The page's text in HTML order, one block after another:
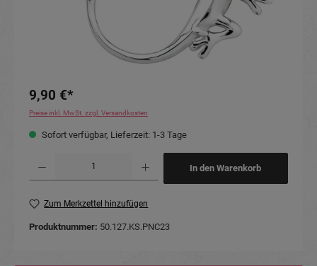
9,90 €*
Preise inkl. MwSt. zzgl. Versandkosten
Sofort verfügbar, Lieferzeit: 1-3 Tage
In den Warenkorb
Zum Merkzettel hinzufügen
Produktnummer: 50.127.KS.PNC23